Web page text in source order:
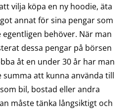
vilja köpa en ny hoodie, äta
annat för sina pengar som
egentligen behöver. När man
dessa pengar på börsen
åt en under 30 år har man
summa att kunna använda till
bil, bostad eller andra
måste tänka långsiktigt och